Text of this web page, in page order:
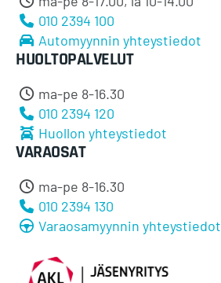
010 2394 100
Automyynnin yhteystiedot
HUOLTOPALVELUT
ma-pe 8-16.30
010 2394 120
Huollon yhteystiedot
VARAOSAT
ma-pe 8-16.30
010 2394 130
Varaosamyynnin yhteystiedot